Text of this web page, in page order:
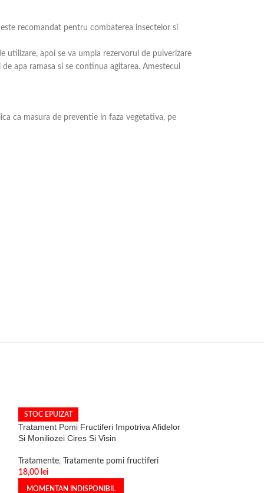
este recomandat pentru combaterea insectelor si
utilizare, apoi se va umpla rezervorul de pulverizare
apa ramasa si se continua agitarea. Amestecul
ca masura de preventie in faza vegetativa, pe
STOC EPUIZAT
Tratament Pomi Fructiferi Impotriva Afidelor
Si Moniliozei Cires Si Visin
Tratamente,
Tratamente pomi fructiferi
18,00 lei
MOMENTAN INDISPONIBIL